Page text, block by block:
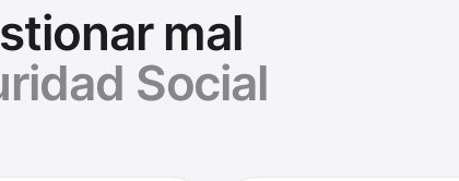
mal
Social